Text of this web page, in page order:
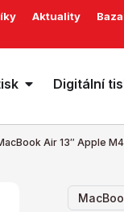
Aktuality
Digitální
Air 13″ Apple